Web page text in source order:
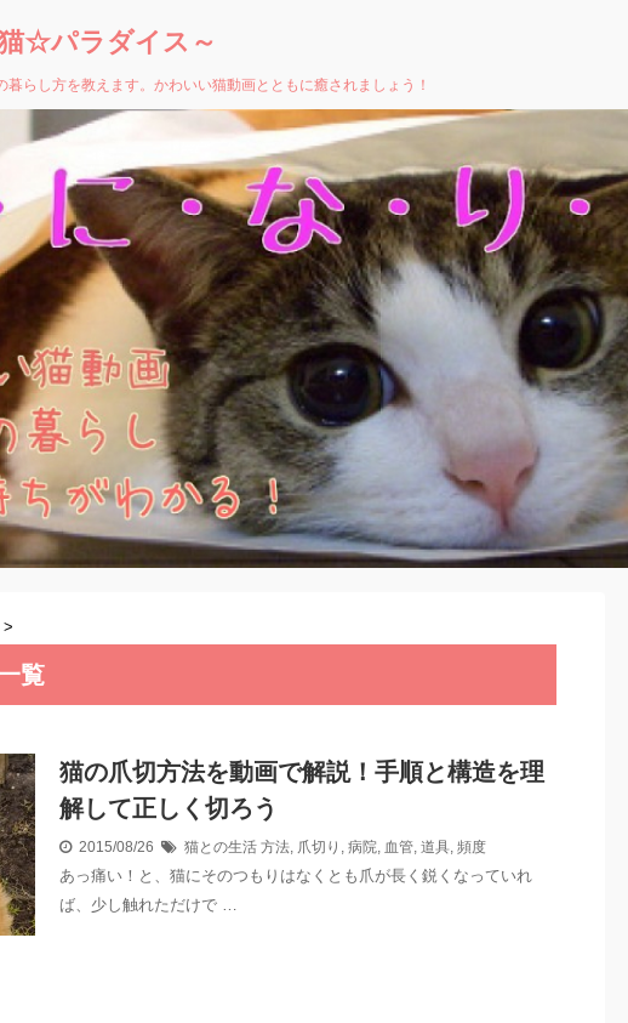
☆パラダイス～
らし方を教えます。かわいい猫動画とともに癒されましょう！
>
覧
猫の爪切方法を動画で解説！手順と構造を理
解して正しく切ろう
2015/08/26 猫との生活 方法, 爪切り , 病院, 血管, 道具, 頻度
あっ痛い！と、猫にそのつもりはなくとも爪が長く鋭くなっていれ
ば、少し触れただけで …